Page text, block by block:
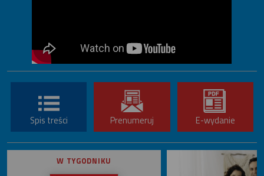
Spis treści Prenumeruj E-wydanie
W TYGODNIKU